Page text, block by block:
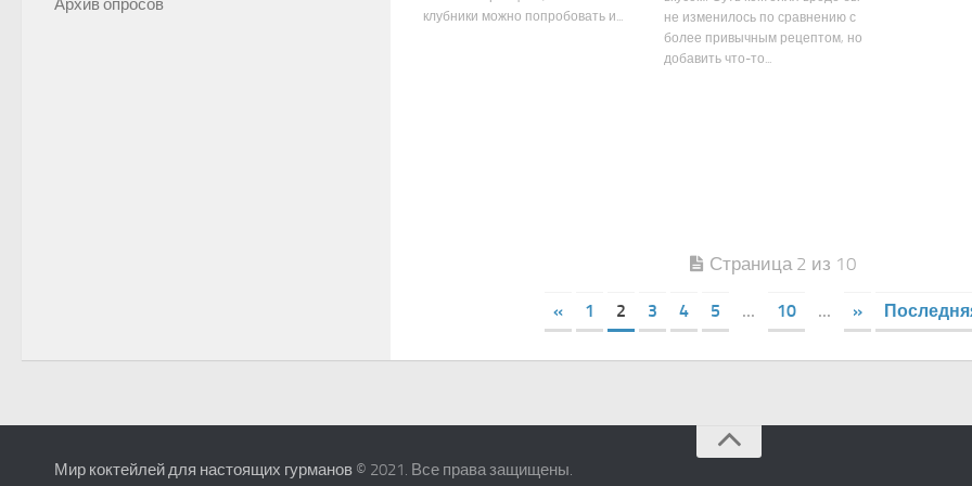
клубники можно попробовать и...
не изменилось по сравнению с
более привычным рецептом, но
добавить что-то...
Страница 2 из 10
« 1 2 3 4 5 ... 10 ... »
Архив опросов
Мир коктейлей для настоящих гурманов © 2021. Все права защищены.